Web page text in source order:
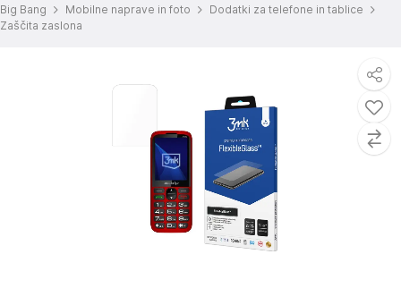
Big Bang Mobilne naprave in foto
Dodatki za telefone in tablice
Zaščita zaslona